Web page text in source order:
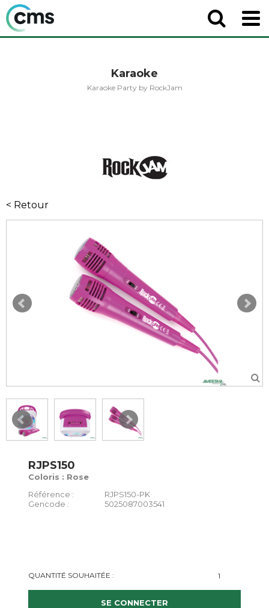
Karaoke
Karaoke Party by RockJam
< Retour
RJPS150
Coloris : Rose
Référence :
RJPS150-PK
Gencode :
5025087003541
QUANTITÉ SOUHAITÉE :
SE CONNECTER